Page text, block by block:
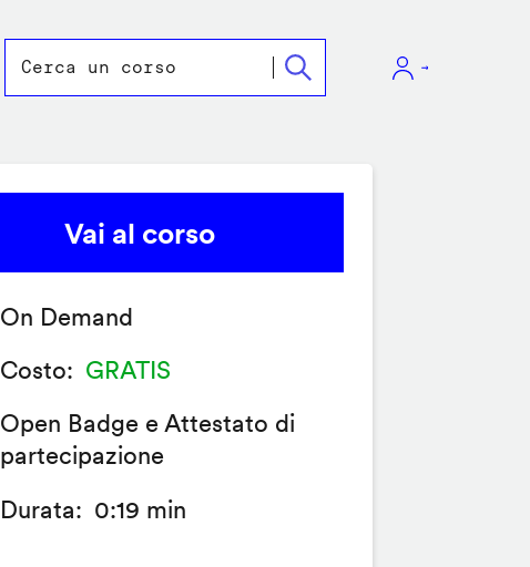
Vai al corso
On Demand
Costo
GRATIS
Open Badge e Attestato di
partecipazione
Durata
0:19 min